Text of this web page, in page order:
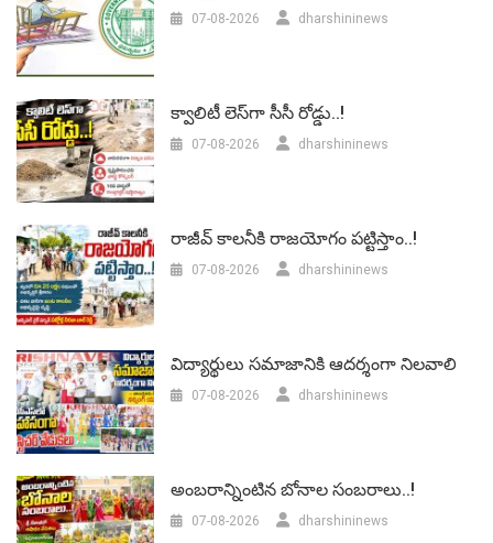
07-08-2026 dharshininews
క్వాలిటీ లెస్‌గా సీసీ రోడ్డు..!
07-08-2026 dharshininews
రాజీవ్ కాలనీకి రాజయోగం పట్టిస్తాం..!
07-08-2026 dharshininews
విద్యార్థులు సమాజానికి ఆదర్శంగా నిలవాలి
07-08-2026 dharshininews
అంబరాన్నింటిన బోనాల సంబరాలు..!
07-08-2026 dharshininews